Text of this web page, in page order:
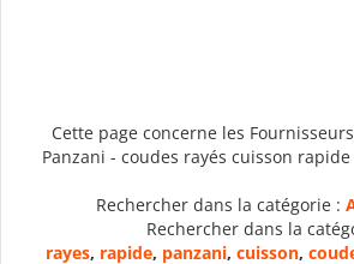
Cette page concerne les
Panzani - coudes rayés cuisson
Rechercher dans la catégorie :
Rechercher dans la
rayes, rapide, panzani, cuisson,